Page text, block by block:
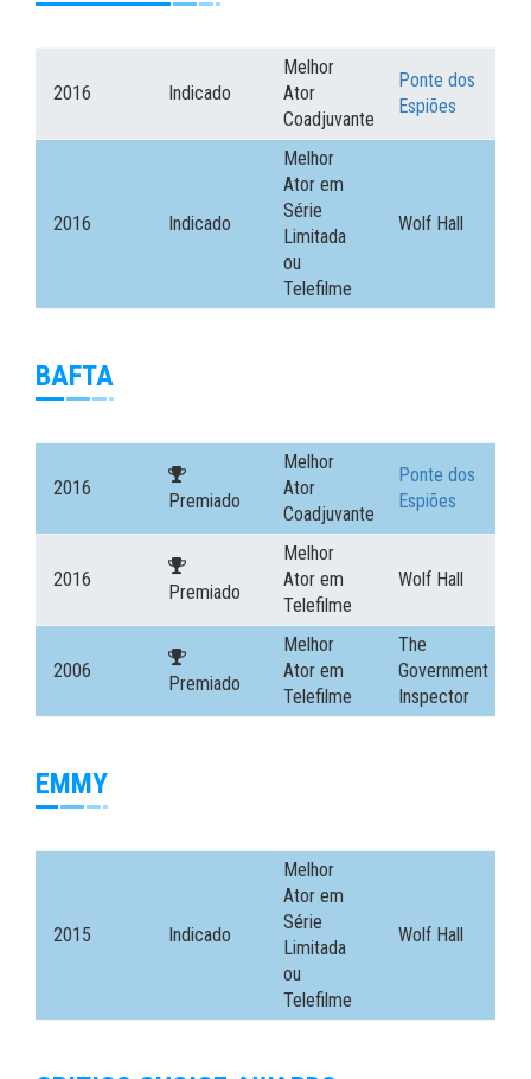
2016 Indicado
Melhor
Ator
Coadjuvante
Ponte dos
Espiões
2016 Indicado
Melhor
Ator em
Série
Limitada
ou
Telefilme
Wolf Hall
BAFTA
2016
Premiado
Melhor
Ator
Coadjuvante
Ponte dos
Espiões
2016
Premiado
Melhor
Ator em
Telefilme
Wolf Hall
2006
Premiado
Melhor
Ator em
Telefilme
The
Government
Inspector
EMMY
2015 Indicado
Melhor
Ator em
Série
Limitada
ou
Telefilme
Wolf Hall